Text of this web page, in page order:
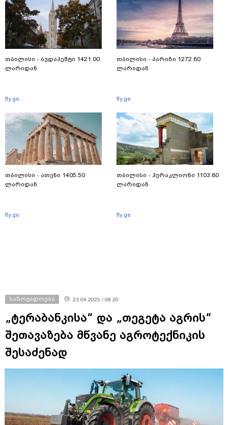
თბილისი - ბუდაპეშტი 1421.00
ლარიდან
fly.ge
თბილისი - ათენი 1405.50
ლარიდან
fly.ge
თბილისი - პარიზი 1272.80
ლარიდან
fly.ge
თბილისი - ჰერაკლიონი 1103.80
ლარიდან
fly.ge
საზოგადოება 23.04.2025 / 08:20
„ტერაბანკისა“ და „თეგეტა აგრის“
შეთავაზება მწვანე აგროტექნიკის
შესაძენად